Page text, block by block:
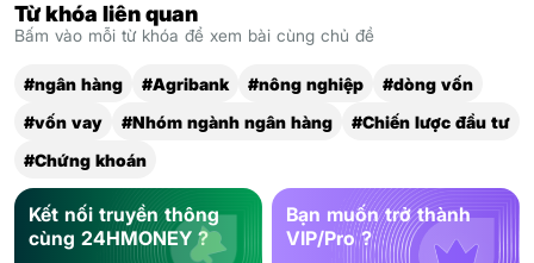
Từ khóa liên quan
Bấm vào mỗi từ khóa để xem bài cùng chủ đề
#ngân hàng #Agribank #nông nghiệp
#dòng vốn
#vốn vay
#Nhóm ngành ngân hàng
#Chiến lược đầu tư
#Chứng khoán
Kết nối truyền thông
cùng 24HMONEY ?
Bạn muốn trở thành
VIP/Pro ?